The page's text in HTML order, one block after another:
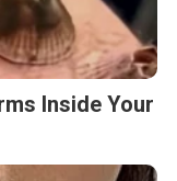
Inside Your